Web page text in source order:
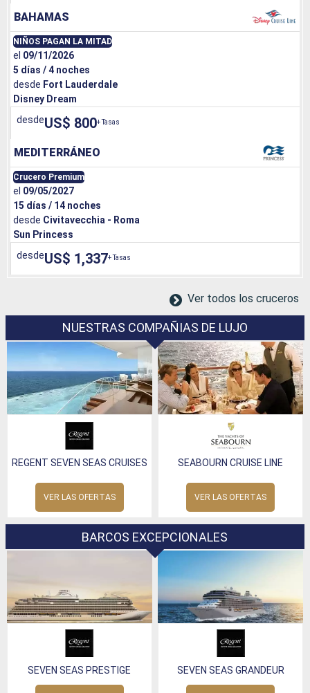
BAHAMAS
Disney Dream
desde Fort Lauderdale
5 días / 4 noches
el 09/11/2026
NIÑOS PAGAN LA MITAD
desdeUS$ 800+ Tasas
MEDITERRÁNEO
Sun Princess
desde Civitavecchia - Roma
15 días / 14 noches
el 09/05/2027
Crucero Premium
desdeUS$ 1,337+ Tasas
Ver todos los cruceros
NUESTRAS COMPAÑIAS DE LUJO
REGENT SEVEN SEAS CRUISES
VER LAS OFERTAS
SEABOURN CRUISE LINE
VER LAS OFERTAS
BARCOS EXCEPCIONALES
SEVEN SEAS PRESTIGE SEVEN SEAS GRANDEUR